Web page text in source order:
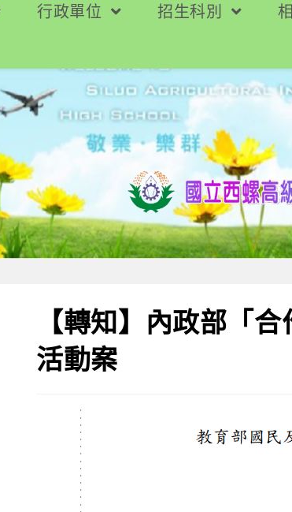
行政單位 招生科別
【轉知】內政部「
活動案